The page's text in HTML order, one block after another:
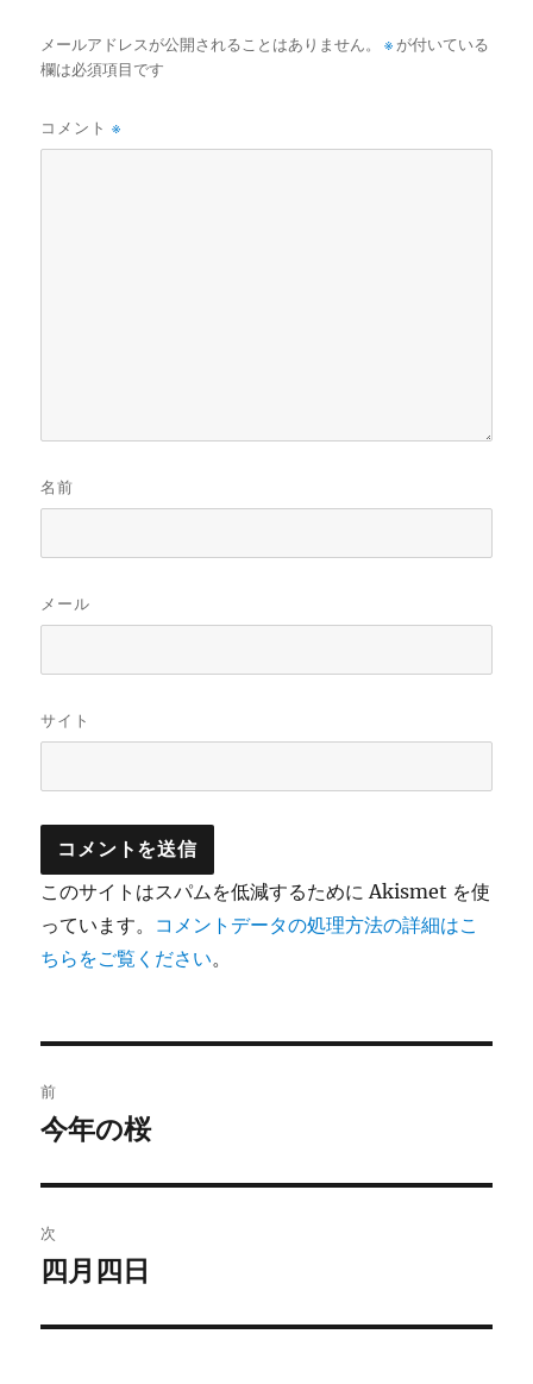
メールアドレスが公開されることはありません。 ※ が付いている
欄は必須項目です
コメント※
名前
メール
サイト
このサイトはスパムを低減するために Akismet を使
っています。 コメントデータの処理方法の詳細はこ
ちらをご覧ください。
稿
ビ
ゲ
ー
前
前
投
稿:
今年の桜
次
次
投
四月四日